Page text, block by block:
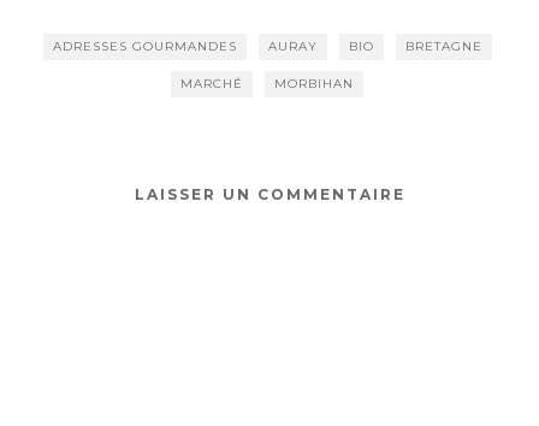
ADRESSES GOURMANDES AURAY BIO BRETAGNE
MARCHÉ MORBIHAN
LAISSER UN COMMENTAIRE